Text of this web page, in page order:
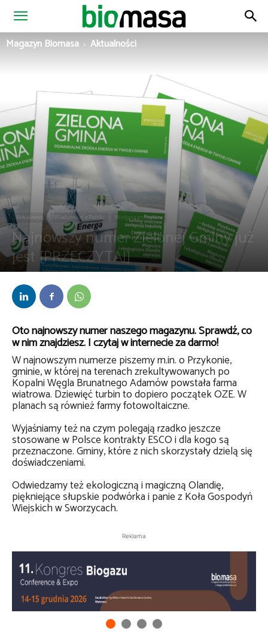
Magazyn
Magazyn Biomasa Aktualności
Aktualności Wiadomości z Polski Wydania archiwalne
Najnowszy numer Zielonej Gminy już
jest [PRZECZYTAJ]
Przez Kamilla Placko-Wozińska-
Oto najnowszy numer naszego magazynu. Sprawdź, co
w nim znajdziesz. I czytaj w internecie za darmo!
W najnowszym numerze piszemy m.in. o Przykonie,
gminie, w której na terenach zrekultywowanych po
Kopalni Węgla Brunatnego Adamów powstała farma
wiatrowa. Dziewięć turbin to dopiero początek OZE. W
planach są również farmy fotowoltaiczne.
Wyjaśniamy też na czym polegają rzadko jeszcze
stosowane w Polsce kontrakty ESCO i dla kogo są
przeznaczone. Gminy, które z nich skorzystały dzielą się
doświadczeniami.
Odwiedzamy też ekologiczną i magiczną Olandię,
piękniejące słupskie podwórka i panie z Koła Gospodyń
Wiejskich w Sworzycach.
Reklama